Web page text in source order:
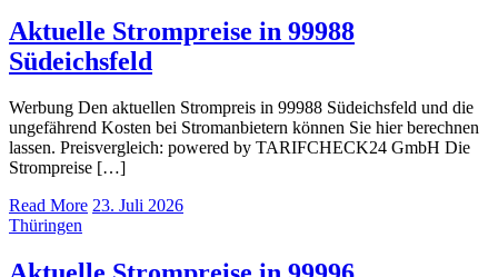
Aktuelle Strompreise in 99988
Südeichsfeld
Werbung Den aktuellen Strompreis in 99988 Südeichsfeld und die
ungefährend Kosten bei Stromanbietern können Sie hier berechnen
lassen. Preisvergleich: powered by TARIFCHECK24 GmbH Die
Strompreise […]
Read More 23. Juli 2026
Thüringen